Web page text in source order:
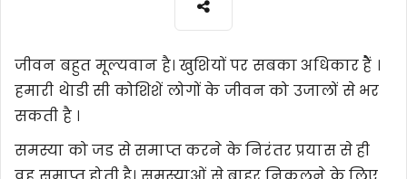
जीवन बहुत मूल्यवान है। खुशियों पर सबका अधिकार हैें ।
हमारी थेाडी सी कोशिशें लोगों के जीवन को उजालों से भर
सकती है ।
समस्या को जड से समाप्त करने के निरंतर प्रयास से ही